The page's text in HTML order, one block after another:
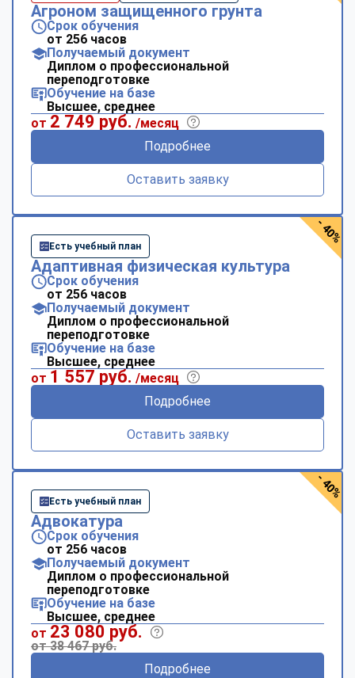
Агроном защищенного грунта
Срок обучения
от 256 часов
Получаемый документ
Диплом о профессиональной
переподготовке
Обучение на базе
Высшее, среднее
от 2 749 руб. /месяц
Подробнее
Оставить заявку
Есть учебный план
Адаптивная физическая культура
Срок обучения
от 256 часов
Получаемый документ
Диплом о профессиональной
переподготовке
Обучение на базе
Высшее, среднее
от 1 557 руб. /месяц
Подробнее
Оставить заявку
- 40%
Есть учебный план
Адвокатура
Срок обучения
от 256 часов
Получаемый документ
Диплом о профессиональной
переподготовке
Обучение на базе
Высшее, среднее
от 23 080 руб.
от 38 467 руб.
Подробнее
- 40%